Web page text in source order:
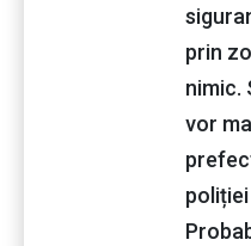
prin
nimic.
vor